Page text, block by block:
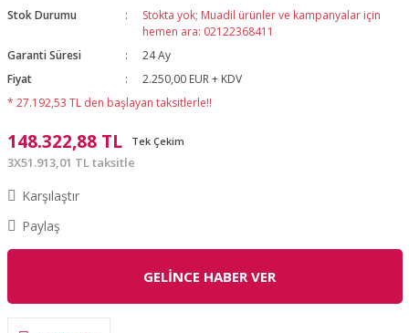
Stok Durumu
Stokta yok; Muadil ürünler ve kampanyalar için
hemen ara: 02122368411
Garanti Süresi
24 Ay
Fiyat
2.250,00 EUR + KDV
* 27.192,53 TL den başlayan taksitlerle!!
148.322,88 TL Tek Çekim
3X51.913,01 TL taksitle
Karşılaştır
Paylaş
GELİNCE HABER VER